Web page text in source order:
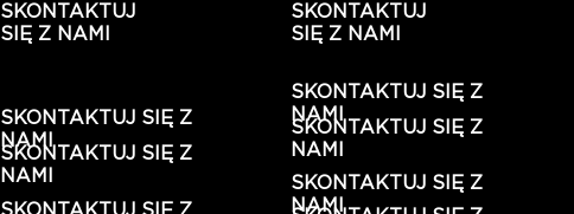
SKONTAKTUJ
SIĘ Z NAMI
SKONTAKTUJ SIĘ Z
NAMI
SKONTAKTUJ SIĘ Z
NAMI
SKONTAKTUJ
SIĘ Z NAMI
SKONTAKTUJ SIĘ Z
NAMI
SKONTAKTUJ SIĘ Z
NAMI
SKONTAKTUJ SIĘ Z
NAMI